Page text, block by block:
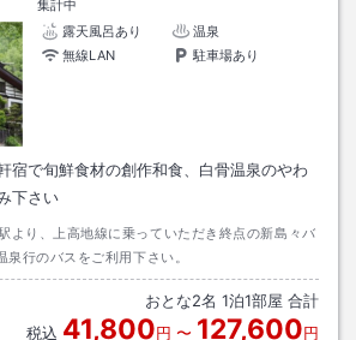
集計中
露天風呂あり
温泉
無線LAN
駐車場あり
宿で旬鮮食材の創作和食、白骨温泉のやわ
下さい
より、上高地線に乗っていただき終点の新島々バ
行のバスをご利用下さい。
おとな2名 1泊1部屋 合計
税込 41,800円 〜 127,600円